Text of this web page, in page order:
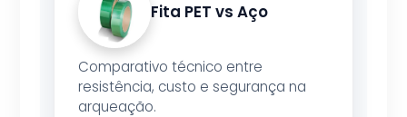
Fita PET vs Aço
Comparativo técnico entre
resistência, custo e segurança na
arqueação.